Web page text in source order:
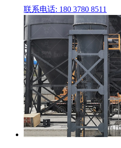
联系电话: 180 3780 8511